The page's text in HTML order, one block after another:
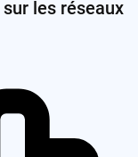
les réseaux